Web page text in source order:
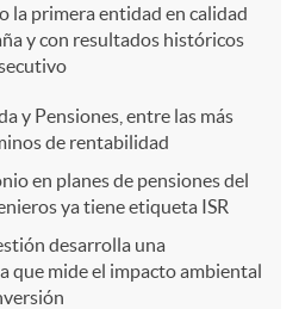
la primera entidad en calidad
y con resultados históricos
y Pensiones, entre las más
de rentabilidad
en planes de pensiones del
ya tiene etiqueta ISR
desarrolla una
que mide el impacto ambiental